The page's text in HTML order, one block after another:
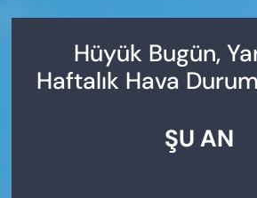
Hüyük Bugün,
Haftalık Hava
ŞU AN
YENİ MEDYADA EMEK
GAZETECİLİĞİNİ GELİŞTİRMEK
Trafik Durumu
Süper Lig Puan Durumu ve